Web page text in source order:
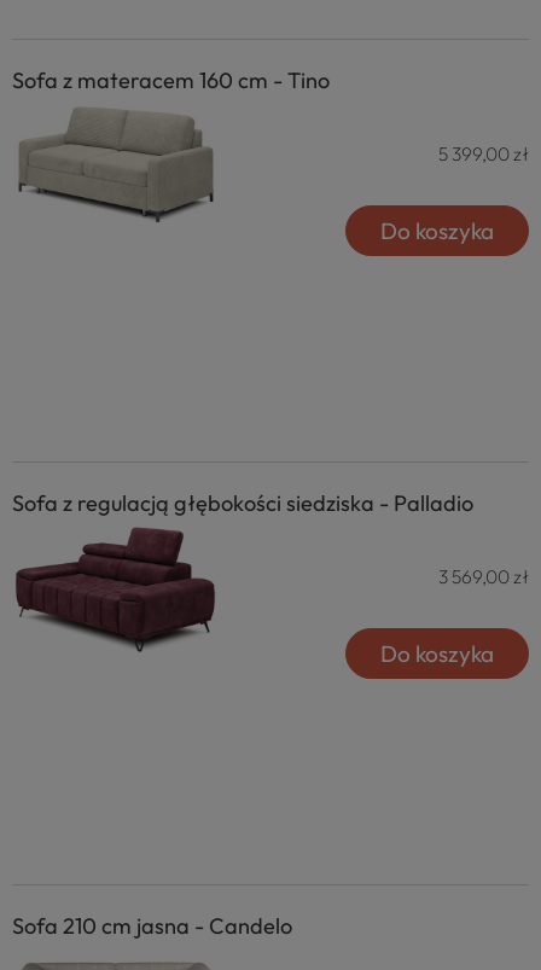
Sofa z materacem 160 cm - Tino
5 399,00 zł
Do koszyka
Sofa z regulacją głębokości siedziska - Palladio
3 569,00 zł
Do koszyka
Sofa 210 cm jasna - Candelo